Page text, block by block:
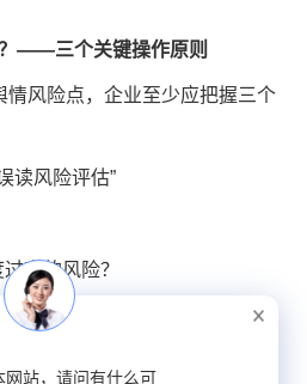
——三个关键操作原则
情风险点，企业至少应把握三个
读风险评估”
高的风险？
翻炒”素材？
而产生不当的“类比认知”？
网站，请问有什么可